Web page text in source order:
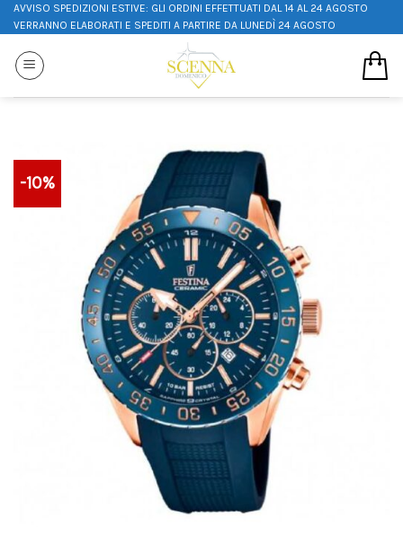
AVVISO SPEDIZIONI ESTIVE: GLI ORDINI EFFETTUATI DAL 14 AL 24 AGOSTO
VERRANNO ELABORATI E SPEDITI A PARTIRE DA LUNEDÌ 24 AGOSTO
-10%